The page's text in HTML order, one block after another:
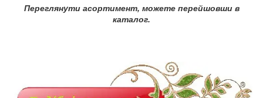
Переглянути асортимент, можете перейшовши в
каталог.